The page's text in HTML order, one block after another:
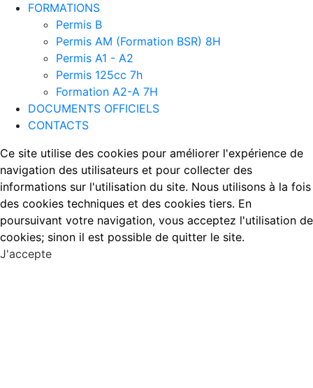
FORMATIONS
Permis B
Permis AM (Formation BSR) 8H
Permis A1 - A2
Permis 125cc 7h
Formation A2-A 7H
DOCUMENTS OFFICIELS
CONTACTS
Ce site utilise des cookies pour améliorer l'expérience de
navigation des utilisateurs et pour collecter des
informations sur l'utilisation du site. Nous utilisons à la fois
des cookies techniques et des cookies tiers. En
poursuivant votre navigation, vous acceptez l'utilisation de
cookies; sinon il est possible de quitter le site.
J'accepte